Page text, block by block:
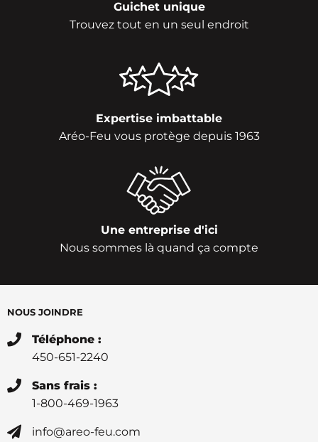
Guichet unique
Trouvez tout en un seul endroit
Expertise imbattable
Aréo-Feu vous protège depuis 1963
Une entreprise d'ici
Nous sommes là quand ça compte
NOUS JOINDRE
Téléphone :
450-651-2240
Sans frais :
1-800-469-1963
info@areo-feu.com